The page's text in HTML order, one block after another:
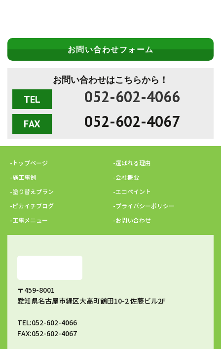
お問い合わせフォーム
お問い合わせはこちらから！
TEL 052-602-4066
FAX 052-602-4067
-トップページ
-選ばれる理由
-施工事例
-会社概要
-塗り替えプラン
-エコペイント
-ピカイチブログ
-プライバシーポリシー
-工事メニュー
-お問い合わせ
〒459-8001
愛知県名古屋市緑区大高町鶴田10-2 佐藤ビル2F
TEL:052-602-4066
FAX:052-602-4067